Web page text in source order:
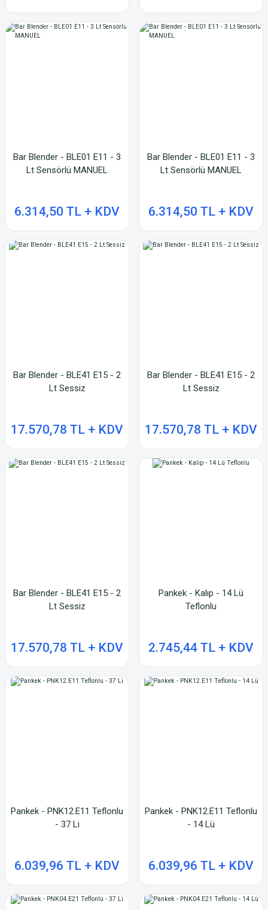
Bar Blender - BLE01 E11 - 3
Lt Sensörlü MANUEL
6.314,50 TL + KDV
Bar Blender - BLE01 E11 - 3
Lt Sensörlü MANUEL
6.314,50 TL + KDV
Bar Blender - BLE41 E15 - 2
Lt Sessiz
17.570,78 TL + KDV
Bar Blender - BLE41 E15 - 2
Lt Sessiz
17.570,78 TL + KDV
Bar Blender - BLE41 E15 - 2
Lt Sessiz
17.570,78 TL + KDV
Pankek - Kalıp - 14 Lü
Teflonlu
2.745,44 TL + KDV
Pankek - PNK12.E11 Teflonlu
- 37 Li
6.039,96 TL + KDV
Pankek - PNK12.E11 Teflonlu
- 14 Lü
6.039,96 TL + KDV